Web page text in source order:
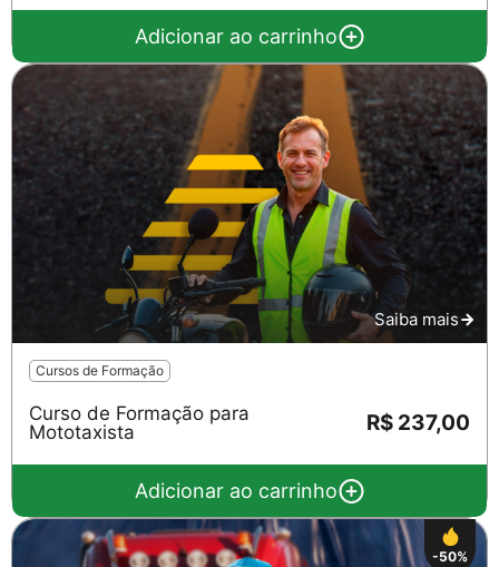
Adicionar ao carrinho
Saiba mais
Cursos de Formação
Curso de Formação para
Mototaxista
R$ 237,00
Adicionar ao carrinho
-50%